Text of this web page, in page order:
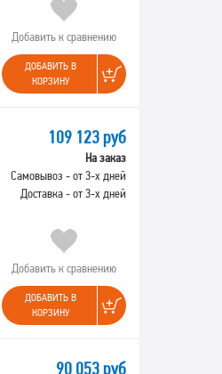
Добавить к сравнению
ДОБАВИТЬ В
КОРЗИНУ
109 123 руб
На заказ
Самовывоз - от 3-х дней
Доставка - от 3-х дней
Добавить к сравнению
ДОБАВИТЬ В
КОРЗИНУ
90 053 руб